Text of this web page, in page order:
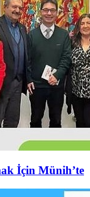
İçin Münih’te